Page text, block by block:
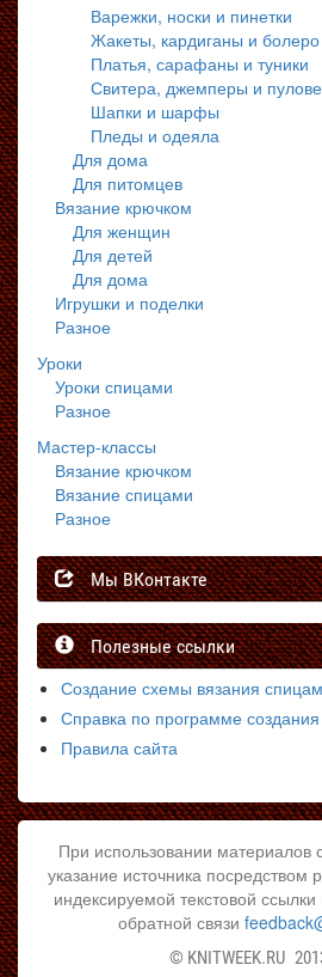
Варежки, носки и пинетки
Жакеты, кардиганы и болеро
Платья, сарафаны и туники
Свитера, джемперы и
Шапки и шарфы
Пледы и одеяла
Для дома
Для питомцев
Вязание крючком
Для женщин
Для детей
Для дома
Игрушки и поделки
Разное
Уроки
Уроки спицами
Разное
Мастер-классы
Вязание крючком
Вязание спицами
Разное
Мы ВКонтакте
Полезные ссылки
Создание схемы вязания
Справка по программе
Правила сайта
При использовании материалов
указание источника посредством
индексируемой текстовой
обратной связи
© KNITWEEK.RU